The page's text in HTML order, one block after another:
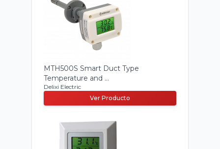
MTH500S Smart Duct Type
Temperature and ...
Delixi Electric
Ver Producto